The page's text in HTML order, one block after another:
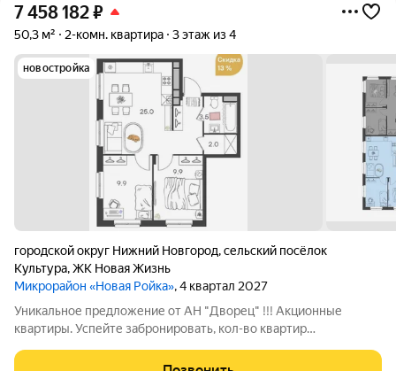
7 458 182₽
50,3 м² 2-комн. квартира 3 этаж из 4
новостройка
городской округ Нижний Новгород,сельский посёлок
Культура,ЖК Новая Жизнь
Микрорайон «Новая Ройка», 4 квартал 2027
Уникальное предложение от АН "Дворец" !!! Акционные
квартиры. Успейте забронировать, кол-во квартир
в одобрении ипотеки, ИТ ипотеки, семейной ипотеки -